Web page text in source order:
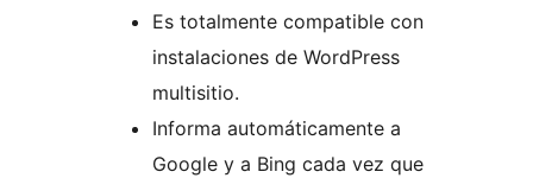
Es totalmente compatible con
instalaciones de WordPress
multisitio.
Informa automáticamente a
Google y a Bing cada vez que